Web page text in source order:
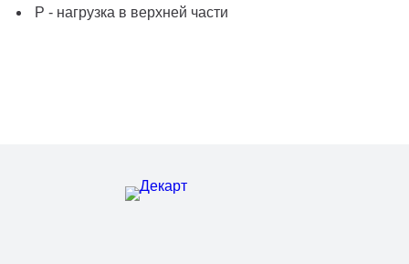
P - нагрузка в верхней части